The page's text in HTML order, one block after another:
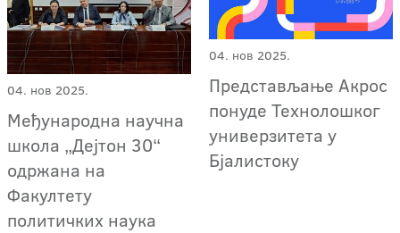
04. нов 2025.
Међународна научна
школа „Дејтон 30“
одржана на
Факултету
политичких наука
04. нов 2025.
Представљање Aкрос
понуде Технолошког
универзитета у
Бјалистоку